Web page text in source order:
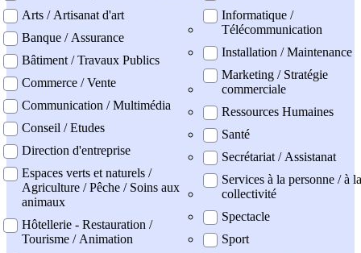
Arts / Artisanat d'art
Banque / Assurance
Bâtiment / Travaux Publics
Commerce / Vente
Communication / Multimédia
Conseil / Etudes
Direction d'entreprise
Espaces verts et naturels /
Agriculture / Pêche / Soins aux
animaux
Hôtellerie - Restauration /
Tourisme / Animation
Informatique /
Télécommunication
Installation / Maintenance
Marketing / Stratégie
commerciale
Ressources Humaines
Santé
Secrétariat / Assistanat
Services à la personne / à la
collectivité
Spectacle
Sport